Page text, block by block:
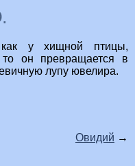
как у хищной птицы,
то он превращается в
лупу ювелира.
Овидий →